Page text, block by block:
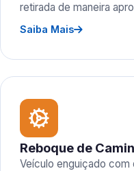
retirada de maneira
Saiba Mais
Reboque de
Veículo enguiçado